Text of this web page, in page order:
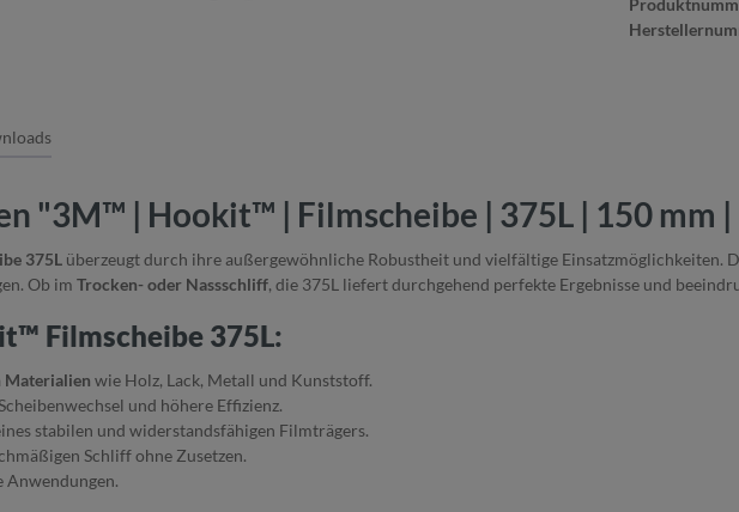
"3M™ | Hookit™ | Filmscheibe | 375L | 150 mm
375L überzeugt durch ihre außergewöhnliche Robustheit und vielfältige Einsatzmöglichkeiten.
Ob im Trocken- oder Nassschliff, die 375L liefert durchgehend perfekte Ergebnisse und
Filmscheibe 375L:
Materialien wie Holz, Lack, Metall und Kunststoff.
und höhere Effizienz.
stabilen und widerstandsfähigen Filmträgers.
Schliff ohne Zusetzen.